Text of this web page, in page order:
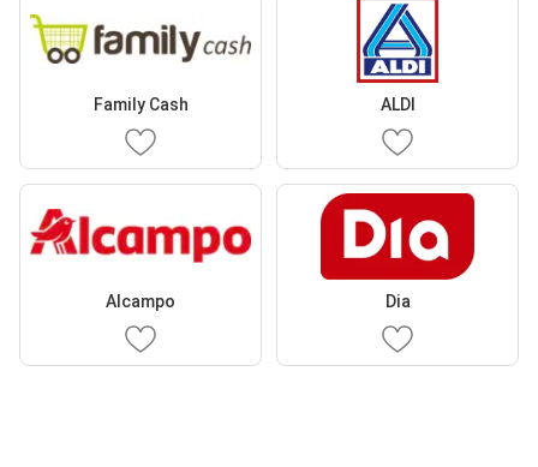
Family Cash ALDI
Alcampo Dia